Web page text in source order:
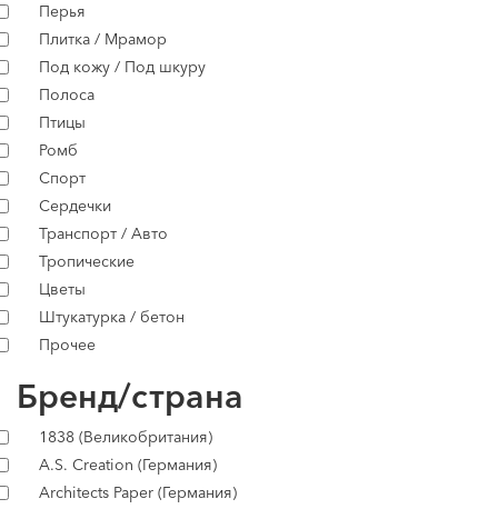
Перья
Плитка / Мрамор
Под кожу / Под шкуру
Полоса
Птицы
Ромб
Спорт
Сердечки
Транспорт / Авто
Тропические
Цветы
Штукатурка / бетон
Прочее
Бренд/страна
1838 (Великобритания)
A.S. Creation (Германия)
Architects Paper (Германия)